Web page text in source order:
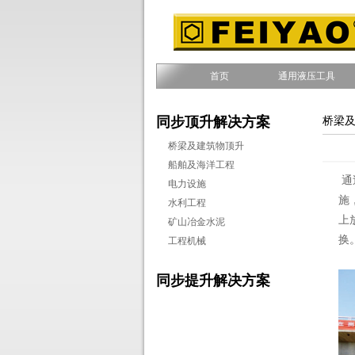
首页 通用液压工具
同步顶升解决方案
桥梁及建筑物顶升
船舶及海洋工程
电力设施
水利工程
矿山冶金水泥
工程机械
同步提升解决方案
桥梁
通
施
换